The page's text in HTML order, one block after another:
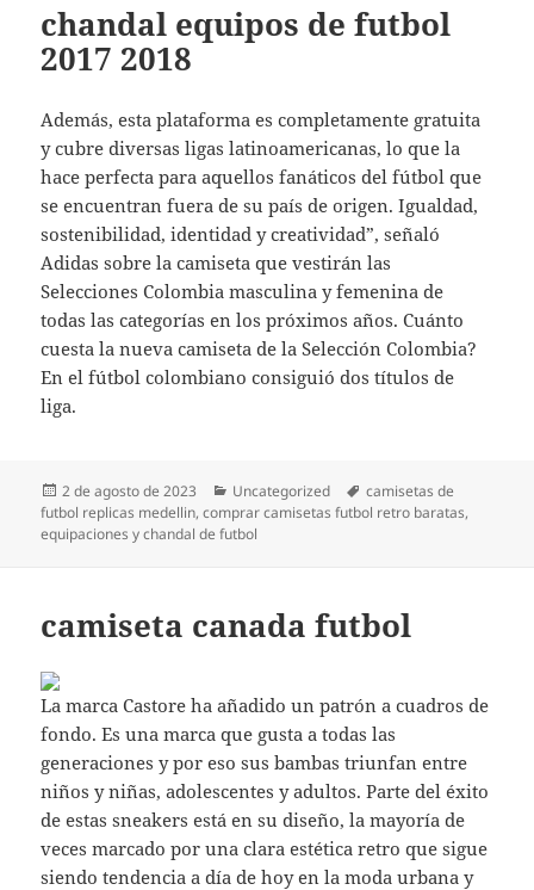
chandal equipos de futbol
2017 2018
Además, esta plataforma es completamente gratuita
y cubre diversas ligas latinoamericanas, lo que la
hace perfecta para aquellos fanáticos del fútbol que
se encuentran fuera de su país de origen. Igualdad,
sostenibilidad, identidad y creatividad”, señaló
Adidas sobre la camiseta que vestirán las
Selecciones Colombia masculina y femenina de
todas las categorías en los próximos años. Cuánto
cuesta la nueva camiseta de la Selección Colombia?
En el fútbol colombiano consiguió dos títulos de
liga.
Publicado
el
2 de agosto de 2023 Categorías
Uncategorized Etiquetas
camisetas de
futbol replicas medellin,comprar camisetas futbol retro baratas,
equipaciones y chandal de futbol
camiseta canada futbol
La marca Castore ha añadido un patrón a cuadros de
fondo. Es una marca que gusta a todas las
generaciones y por eso sus bambas triunfan entre
niños y niñas, adolescentes y adultos. Parte del éxito
de estas sneakers está en su diseño, la mayoría de
veces marcado por una clara estética retro que sigue
siendo tendencia a día de hoy en la moda urbana y